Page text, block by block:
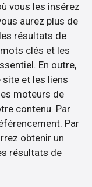
vous les insérez
aurez plus de
résultats de
clés et les
En outre,
et les liens
moteurs de
contenu. Par
Par
obtenir un
résultats de